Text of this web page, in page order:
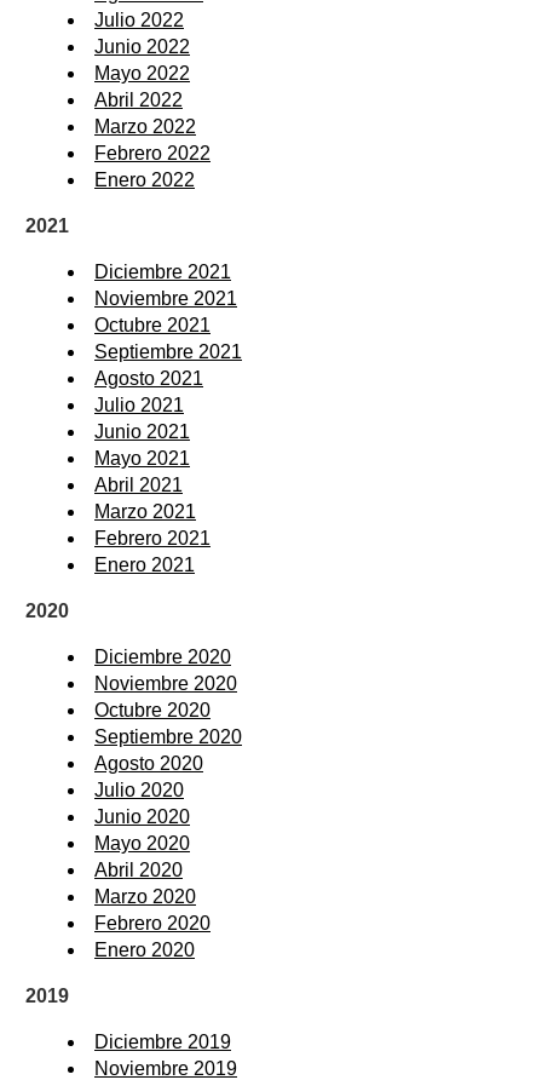
Julio 2022
Junio 2022
Mayo 2022
Abril 2022
Marzo 2022
Febrero 2022
Enero 2022
2021
Diciembre 2021
Noviembre 2021
Octubre 2021
Septiembre 2021
Agosto 2021
Julio 2021
Junio 2021
Mayo 2021
Abril 2021
Marzo 2021
Febrero 2021
Enero 2021
2020
Diciembre 2020
Noviembre 2020
Octubre 2020
Septiembre 2020
Agosto 2020
Julio 2020
Junio 2020
Mayo 2020
Abril 2020
Marzo 2020
Febrero 2020
Enero 2020
2019
Diciembre 2019
Noviembre 2019